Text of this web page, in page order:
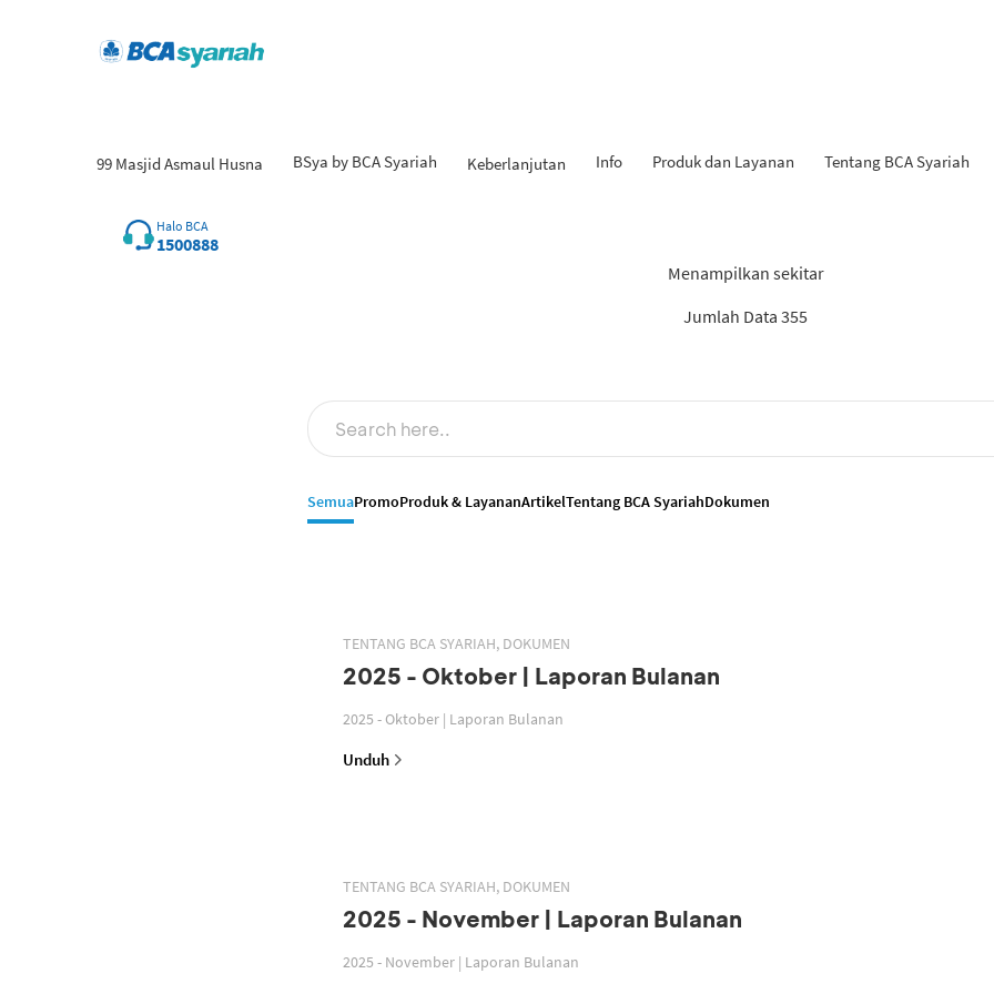
99 Masjid Asmaul Husna BSya by BCA Syariah Keberlanjutan Info Produk dan Layanan Tentang BCA Syariah
Halo BCA
1500888
Menampilkan sekitar
Jumlah Data 355
SemuaPromoProduk & LayananArtikelTentang BCA SyariahDokumen
TENTANG BCA SYARIAH, DOKUMEN
2025 - Oktober | Laporan Bulanan
2025 - Oktober | Laporan Bulanan
Unduh
TENTANG BCA SYARIAH, DOKUMEN
2025 - November | Laporan Bulanan
2025 - November | Laporan Bulanan